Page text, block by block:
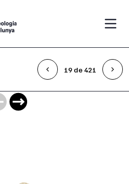
19 de 421